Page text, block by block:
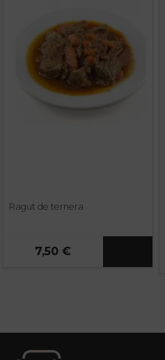
Ragut de ternera
7,50 €